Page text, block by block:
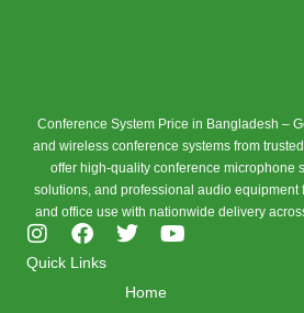
Conference System Price in Bangladesh –
and wireless conference systems from
offer high-quality conference microphone
solutions, and professional audio equipment
and office use with nationwide delivery
I
n
s
F
a
T
t
Y
Quick Links
Home